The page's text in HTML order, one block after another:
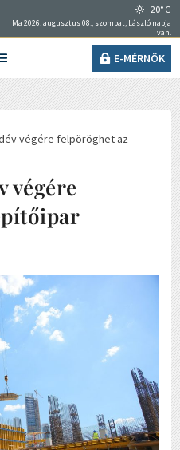
20° C
Ma 2026. augusztus 08., szombat, László napja
van.
E-MÉRNÖK
végére felpöröghet az
végére